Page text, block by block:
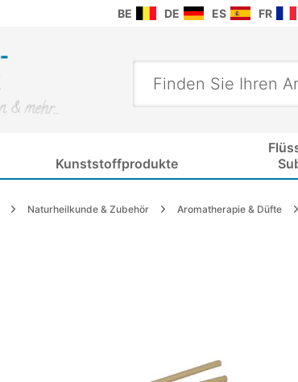
BE DE ES FR
Kunststoffprodukte
Naturheilkunde & Zubehör Aromatherapie & Düfte